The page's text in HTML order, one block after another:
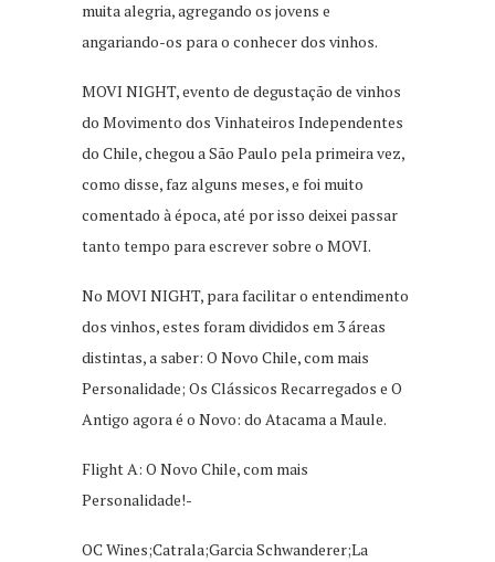
muita alegria, agregando os jovens e
angariando-os para o conhecer dos vinhos.
MOVI NIGHT, evento de degustação de vinhos
do Movimento dos Vinhateiros Independentes
do Chile, chegou a São Paulo pela primeira vez,
como disse, faz alguns meses, e foi muito
comentado à época, até por isso deixei passar
tanto tempo para escrever sobre o MOVI.
No MOVI NIGHT, para facilitar o entendimento
dos vinhos, estes foram divididos em 3 áreas
distintas, a saber: O Novo Chile, com mais
Personalidade; Os Clássicos Recarregados e O
Antigo agora é o Novo: do Atacama a Maule.
Flight A: O Novo Chile, com mais
Personalidade!-
OC Wines;Catrala;Garcia Schwanderer;La